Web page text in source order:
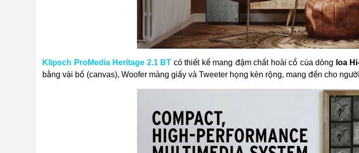
Klipsch ProMedia Heritage 2.1 BT có thiết kế mang đậm chất hoài cổ của dòng loa
bằng vải bố (canvas), Woofer màng giấy và Tweeter họng kèn rộng, mang đến cho